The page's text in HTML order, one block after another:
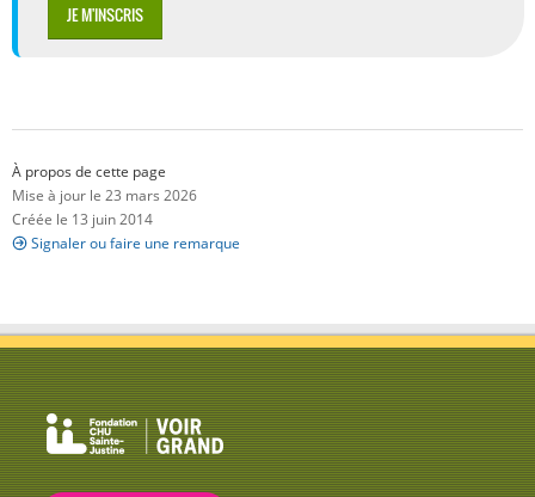
JE M'INSCRIS
À propos de cette page
Mise à jour le 23 mars 2026
Créée le 13 juin 2014
Signaler ou faire une remarque